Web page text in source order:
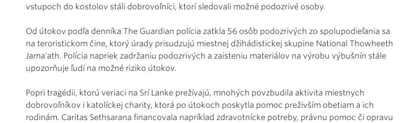
vstupoch do kostolov stáli dobrovoľníci, ktorí sledovali možné podozrivé osoby.
Od útokov podľa denníka The Guardian polícia zatkla 56 osôb podozrivých zo spolupodieľania sa
na teroristickom čine, ktorý úrady prisudzujú miestnej džihádistickej skupine National Thowheeth
Jama'ath. Polícia napriek zadržaniu podozrivých a zaisteniu materiálov na výrobu výbušnín stále
upozorňuje ľudí na možné riziko útokov.
Popri tragédii, ktorú veriaci na Srí Lanke prežívajú, mnohých povzbudila aktivita miestnych
dobrovoľníkov i katolíckej charity, ktorá po útokoch poskytla pomoc preživším obetiam a ich
rodinám. Caritas Sethsarana financovala napríklad zdravotnícke potreby, právnu pomoc či opravu